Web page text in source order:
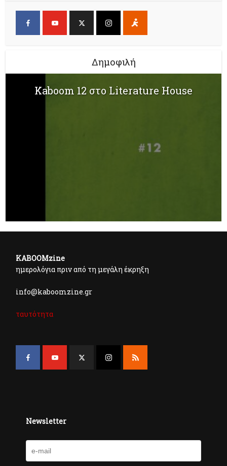
Δημοφιλή
Kaboom 12 στο Literature House
KABOOMzine
ημερολόγια πριν από τη μεγάλη έκρηξη
info@kaboomzine.gr
ταυτότητα
Newsletter